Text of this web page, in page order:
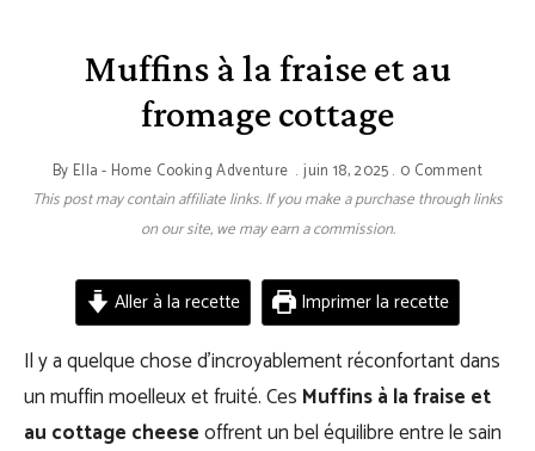
Muffins à la fraise et au
fromage cottage
By Ella - Home Cooking Adventure juin 18, 2025 0 Comment
This post may contain affiliate links. If you make a purchase through links
on our site, we may earn a commission.
Aller à la recette Imprimer la recette
Il y a quelque chose d’incroyablement réconfortant dans
un muffin moelleux et fruité. Ces Muffins à la fraise et
au cottage cheeseoffrent un bel équilibre entre le sain